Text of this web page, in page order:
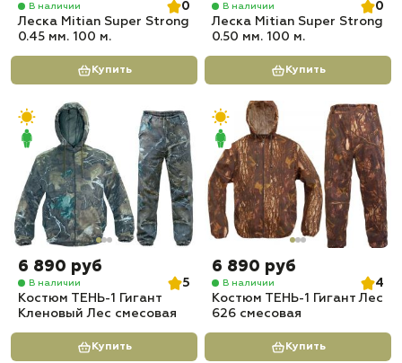
В наличии
0
Леска Mitian Super Strong
0.45 мм. 100 м.
Купить
В наличии
0
Леска Mitian Super Strong
0.50 мм. 100 м.
Купить
6 890 руб
В наличии
5
Костюм ТЕНЬ-1 Гигант
Кленовый Лес смесовая
Купить
6 890 руб
В наличии
4
Костюм ТЕНЬ-1 Гигант Лес
626 смесовая
Купить